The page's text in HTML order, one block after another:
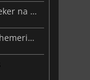
Toekomst van The Elder Scrolls Online onzeker na ontslagen Bethesda
ESO Season Zero review: is dageraad en schemering het waard?